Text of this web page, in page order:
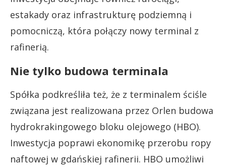
estakady oraz infrastrukturę podziemną i
pomocniczą, która połączy nowy terminal z
rafinerią.
Nie tylko budowa terminala
Spółka podkreśliła też, że z terminalem ściśle
związana jest realizowana przez Orlen budowa
hydrokrakingowego bloku olejowego (HBO).
Inwestycja poprawi ekonomikę przerobu ropy
naftowej w gdańskiej rafinerii. HBO umożliwi